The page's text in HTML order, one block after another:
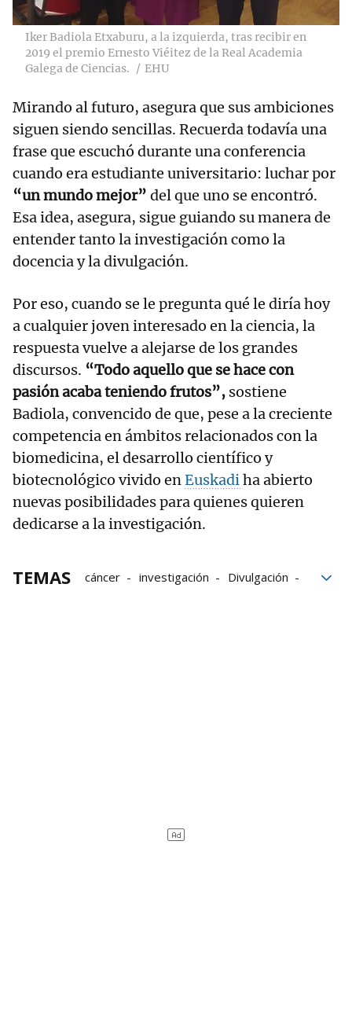
Iker Badiola Etxaburu, a la izquierda, tras recibir en
2019 el premio Ernesto Viéitez de la Real Academia
Galega de Ciencias.
EHU
Mirando al futuro, asegura que sus ambiciones
siguen siendo sencillas. Recuerda todavía una
frase que escuchó durante una conferencia
cuando era estudiante universitario: luchar por
“un mundo mejor” del que uno se encontró.
Esa idea, asegura, sigue guiando su manera de
entender tanto la investigación como la
docencia y la divulgación.
Por eso, cuando se le pregunta qué le diría hoy
a cualquier joven interesado en la ciencia, la
respuesta vuelve a alejarse de los grandes
discursos. “Todo aquello que se hace con
pasión acaba teniendo frutos”, sostiene
Badiola, convencido de que, pese a la creciente
competencia en ámbitos relacionados con la
biomedicina, el desarrollo científico y
biotecnológico vivido enEuskadiha abierto
nuevas posibilidades para quienes quieren
dedicarse a la investigación.
TEMAS cáncer investigación
Divulgación